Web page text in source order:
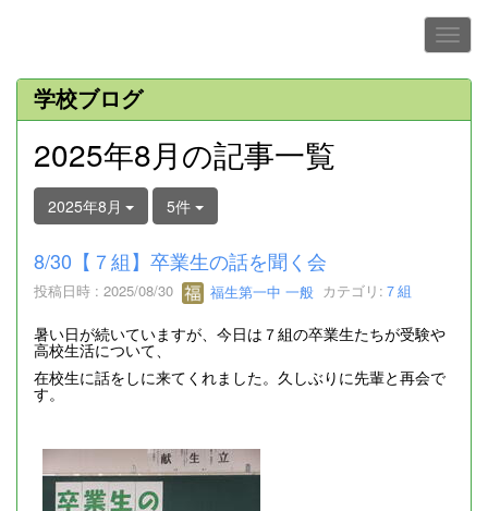
学校ブログ
2025年8月の記事一覧
2025年8月 5件
8/30【７組】卒業生の話を聞く会
投稿日時 : 2025/08/30 福生第一中 一般 カテゴリ: ７組
暑い日が続いていますが、今日は７組の卒業生たちが受験や
高校生活について、
在校生に話をしに来てくれました。久しぶりに先輩と再会で
す。